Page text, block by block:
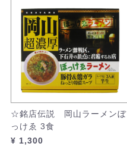
☆銘店伝説 岡山ラーメンぼ
っけゑ 3食
¥ 1,300